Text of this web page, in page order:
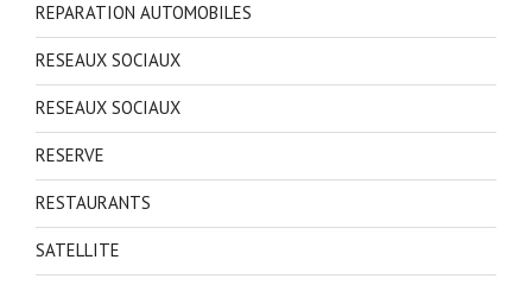
REPARATION AUTOMOBILES
RESEAUX SOCIAUX
RESEAUX SOCIAUX
RESERVE
RESTAURANTS
SATELLITE